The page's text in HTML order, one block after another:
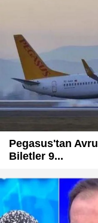
Pegasus'tan
Biletler 9...